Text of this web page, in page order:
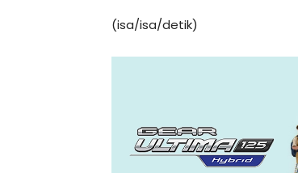
(isa/isa/detik)